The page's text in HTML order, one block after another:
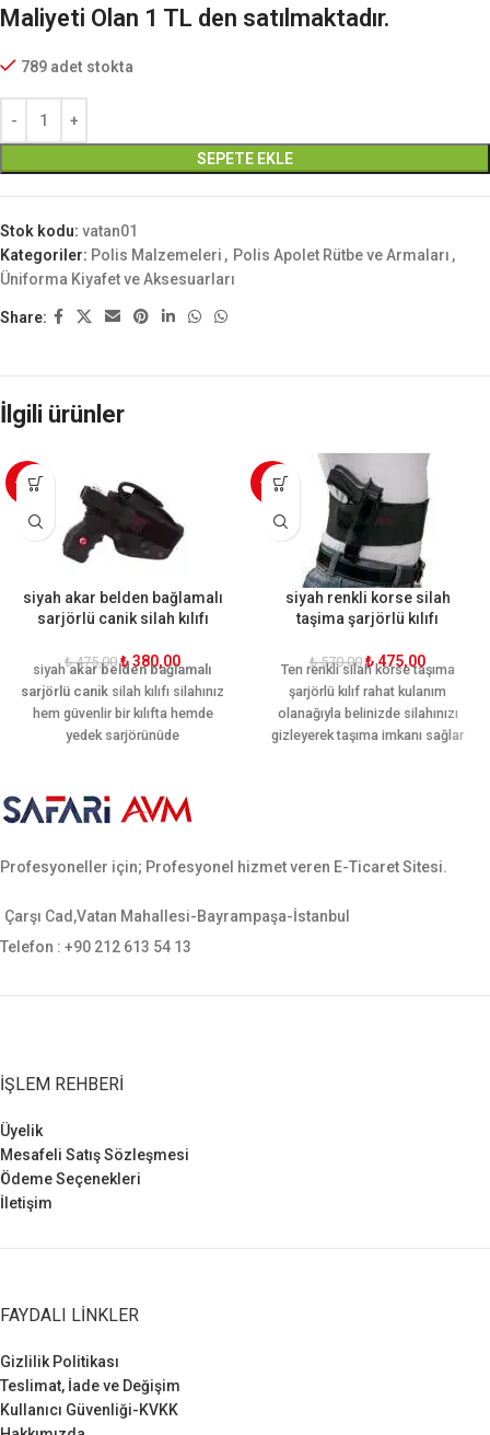
Maliyeti Olan 1 TL den satılmaktadır.
789 adet stokta
SEPETE EKLE
Stok kodu: vatan01
Kategoriler: Polis Malzemeleri , Polis Apolet Rütbe ve Armaları ,
Üniforma Kiyafet ve Aksesuarları
Share:
İlgili ürünler
-20%
siyah akar belden bağlamalı
sarjörlü canik silah kılıfı
₺475,00 ₺380,00
siyahakar belden bağlamalı
sarjörlü canik silah kılıfı silahınız
hem güvenlir bir kılıfta hemde
yedek sarjörünüde
-17%
siyah renkli korse silah
taşima şarjörlü kılıfı
₺570,00 ₺475,00
Ten renkli silah korse taşıma
şarjörlü kılıf rahat kulanım
olanağıyla belinizde silahınızı
gizleyerek taşıma imkanı sağlar
Profesyoneller için; Profesyonel hizmet veren E-Ticaret Sitesi.
Çarşı Cad,Vatan Mahallesi-Bayrampaşa-İstanbul
Telefon : +90 212 613 54 13
İŞLEM REHBERI
Üyelik
Mesafeli Satış Sözleşmesi
Ödeme Seçenekleri
İletişim
FAYDALI LINKLER
Gizlilik Politikası
Teslimat, İade ve Değişim
Kullanıcı Güvenliği-KVKK